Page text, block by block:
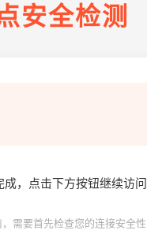
安全检测
成，点击下方按钮继续访问
需要首先检查您的连接安全性